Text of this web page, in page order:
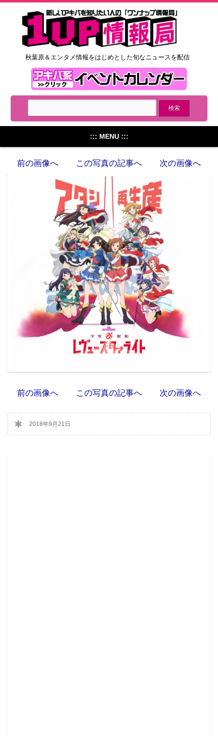
秋葉原＆エンタメ情報をはじめとした旬なニュースを配信
::: MENU :::
前の画像へ この写真の記事へ 次の画像へ
前の画像へ この写真の記事へ 次の画像へ
2018年9月21日